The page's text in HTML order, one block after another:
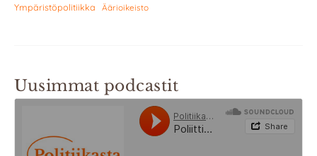
Ympäristöpolitiikka Äärioikeisto
Uusimmat podcastit